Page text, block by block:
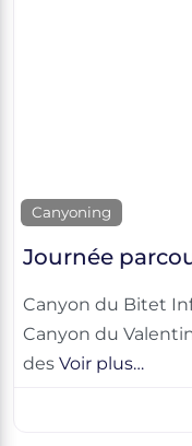
Canyoning
Canyon du Bitet
Canyon du
des Voir plus…